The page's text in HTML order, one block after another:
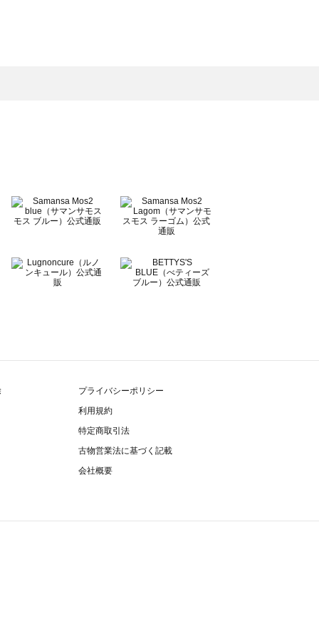
プライバシーポリシー
利用規約
特定商取引法
古物営業法に基づく記載
会社概要